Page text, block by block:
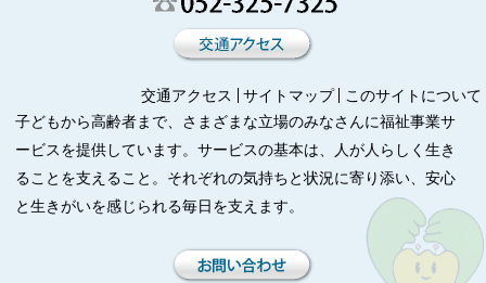
交通アクセス サイトマップ
このサイトについて
子どもから高齢者まで、さまざまな立場のみなさんに福祉事業サ
ービスを提供しています。サービスの基本は、人が人らしく生き
ることを支えること。それぞれの気持ちと状況に寄り添い、安心
と生きがいを感じられる毎日を支えます。